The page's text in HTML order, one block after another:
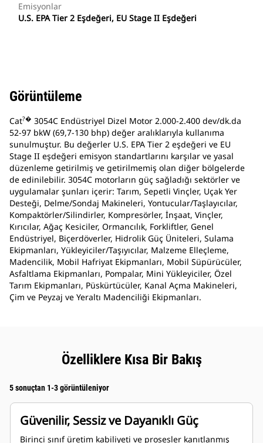
Emisyonlar
U.S. EPA Tier 2 Eşdeğeri, EU Stage II Eşdeğeri
Görüntüleme
Cat?� 3054C Endüstriyel Dizel Motor 2.000-2.400 dev/dk.da
52-97 bkW (69,7-130 bhp) değer aralıklarıyla kullanıma
sunulmuştur. Bu değerler U.S. EPA Tier 2 eşdeğeri ve EU
Stage II eşdeğeri emisyon standartlarını karşılar ve yasal
düzenleme getirilmiş ve getirilmemiş olan diğer bölgelerde
de edinilebilir. 3054C motorların güç sağladığı sektörler ve
uygulamalar şunları içerir: Tarım, Sepetli Vinçler, Uçak Yer
Desteği, Delme/Sondaj Makineleri, Yontucular/Taşlayıcılar,
Kompaktörler/Silindirler, Kompresörler, İnşaat, Vinçler,
Kırıcılar, Ağaç Kesiciler, Ormancılık, Forkliftler, Genel
Endüstriyel, Biçerdöverler, Hidrolik Güç Üniteleri, Sulama
Ekipmanları, Yükleyiciler/Taşıyıcılar, Malzeme Elleçleme,
Madencilik, Mobil Hafriyat Ekipmanları, Mobil Süpürücüler,
Asfaltlama Ekipmanları, Pompalar, Mini Yükleyiciler, Özel
Tarım Ekipmanları, Püskürtücüler, Kanal Açma Makineleri,
Çim ve Peyzaj ve Yeraltı Madenciliği Ekipmanları.
Özelliklere Kısa Bir Bakış
5 sonuçtan 1-3 görüntüleniyor
Güvenilir, Sessiz ve Dayanıklı Güç
Birinci sınıf üretim kabiliyeti ve prosesler kanıtlanmış